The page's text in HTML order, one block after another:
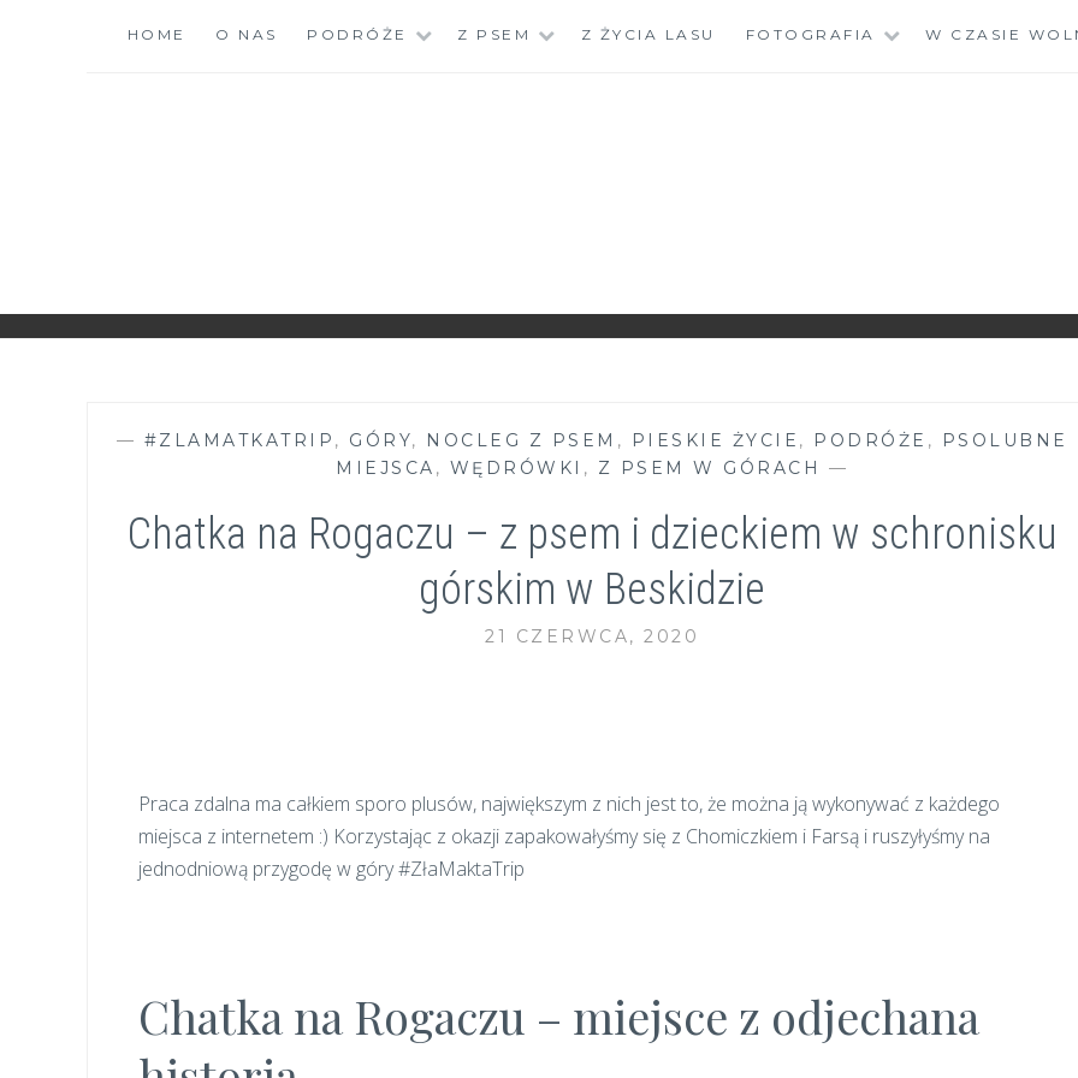
HOME O NAS PODRÓŻE Z PSEM Z ŻYCIA LASU FOTOGRAFIA W CZASIE
— #ZLAMATKATRIP , GÓRY, NOCLEG Z PSEM , PIESKIE ŻYCIE , PODRÓŻE ,
PSOLUBNE
MIEJSCA , WĘDRÓWKI , Z PSEM W GÓRACH —
Chatka na Rogaczu – z psem i dzieckiem w schronisku
górskim w Beskidzie
21 CZERWCA, 2020
Praca zdalna ma całkiem sporo plusów, największym z nich jest to, że można ją wykonywać z każdego
miejsca z internetem :) Korzystając z okazji zapakowałyśmy się z Chomiczkiem i Farsą i ruszyłyśmy na
jednodniową przygodę w góry #ZłaMaktaTrip
Chatka na Rogaczu – miejsce z odjechana